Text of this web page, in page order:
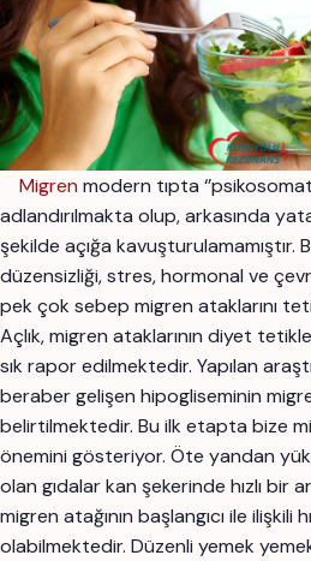
Migren modern tıpta
adlandırılmakta olup, arkasında
şekilde açığa kavuşturulamamıştır.
düzensizliği, stres, hormonal ve
pek çok sebep migren ataklarını
Açlık, migren ataklarının diyet
sık rapor edilmektedir. Yapılan
beraber gelişen hipogliseminin
belirtilmektedir. Bu ilk etapta bize
önemini gösteriyor. Öte yandan
olan gıdalar kan şekerinde hızlı bir
migren atağının başlangıcı ile ilişkili
olabilmektedir. Düzenli yemek